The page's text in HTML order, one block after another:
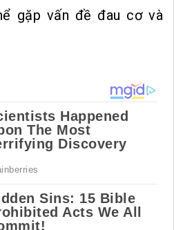
gặp vấn đề đau cơ và